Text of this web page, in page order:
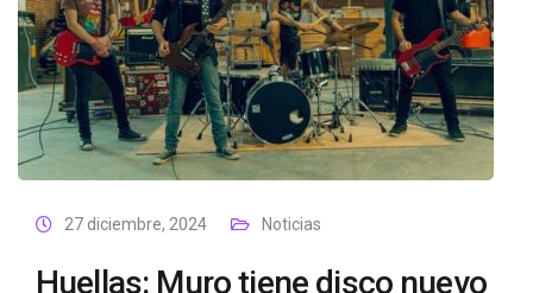
27 diciembre, 2024 Noticias
Huellas: Muro tiene disco nuevo